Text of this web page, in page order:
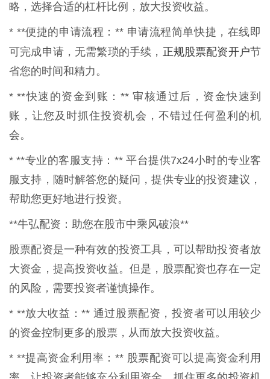
略，选择合适的杠杆比例，放大投资收益。
* **便捷的申请流程：** 申请流程简单快捷，在线即
可完成申请，无需繁琐的手续， 正规股票配资开户节
省您的时间和精力。
* **快速的资金到账：** 审核通过后，资金快速到
账，让您及时抓住投资机会，不错过任何盈利的机
会。
* **专业的客服支持：** 平台提供7x24小时的专业客
服支持，随时解答您的疑问，提供专业的投资建议，
帮助您更好地进行投资。
**牛弘配资：助您在股市中乘风破浪**
股票配资是一种有效的投资工具，可以帮助投资者放
大资金，提高投资收益。但是，股票配资也存在一定
的风险，需要投资者谨慎操作。
* **放大收益：** 通过股票配资，投资者可以用较少
的资金控制更多的股票，从而放大投资收益。
* **提高资金利用率：** 股票配资可以提高资金利用